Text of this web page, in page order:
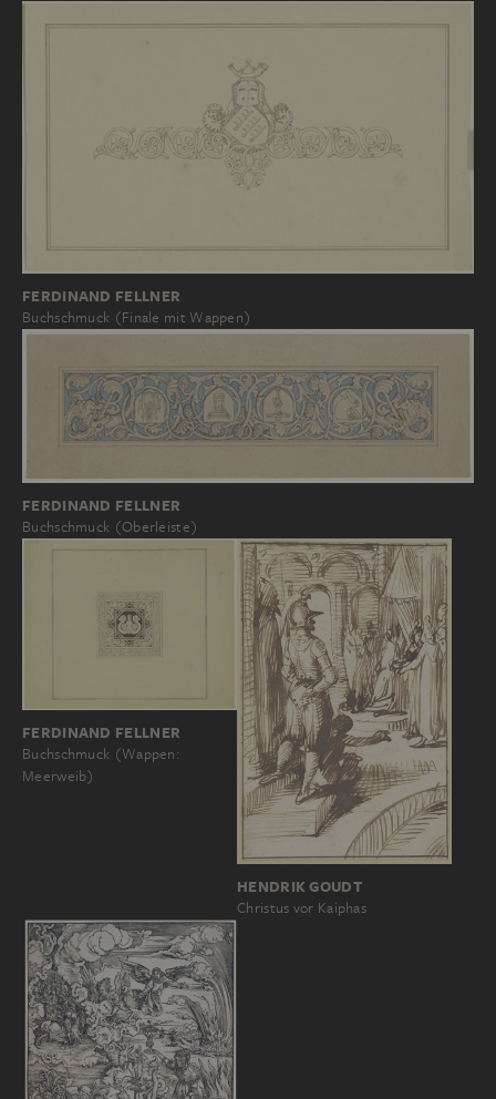
FERDINAND FELLNER
Buchschmuck (Finale mit Wappen)
FERDINAND FELLNER
Buchschmuck (Oberleiste)
FERDINAND FELLNER
Buchschmuck (Wappen:
Meerweib)
HENDRIK GOUDT
Christus vor Kaiphas